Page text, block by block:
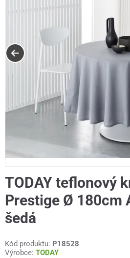
TODAY teflonový
Prestige Ø 180cm
šedá
Kód produktu: P18528
Výrobce: TODAY